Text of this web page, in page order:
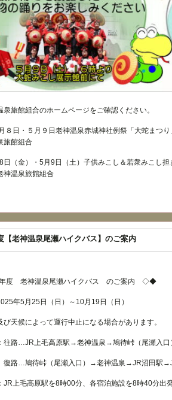
泉旅館組合のホームページをご確認ください。
８日・５月９日老神温泉赤城神社例祭「大蛇まつ
旅館組合
日（金）・5月9日（土）子供みこし＆若衆みこし
神温泉旅館組合
【老神温泉尾瀬ハイクバス】のご案内
老神温泉尾瀬ハイクバス のご案内 ◇◆
年5月25日（日）～10月19日（日）
天候によって運行中止になる場合があります。
往路…JR上毛高原駅→老神温泉→鳩待峠（尾瀬入口
峠（尾瀬入口）→老神温泉→JR沼田駅
JR上毛高原駅を8時00分、各宿泊施設を8時40分出発